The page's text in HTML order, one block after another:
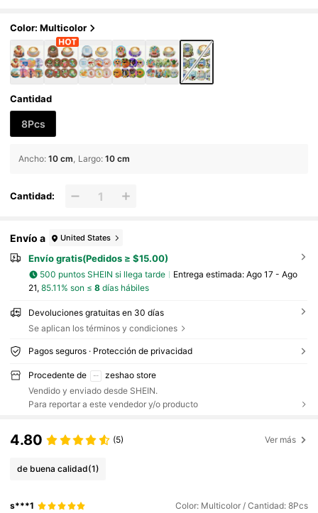
manualidad de alivio del estrés, regalo para Año
Nuevo, Día de San Valentín, Navidad, Día del Maes
tro, decoración del hogar Posavasos de mesa par
a familiares, amigos y maestros
Color: Multicolor
Cantidad
8Pcs
Ancho: 10 cm Largo: 10 cm
Cantidad:
Envío a United States
Envío gratis(Pedidos ≥ $15.00)
500 puntos SHEIN si llega tarde Entrega estimada: Ago 17 - Ago
21, 85.11% son ≤ 8días hábiles
Devoluciones gratuitas en 30 días
Se aplican los términos y condiciones
Pagos seguros · Protección de privacidad
Procedente de
zeshao store
Vendido y enviado desde SHEIN.
Para reportar a este vendedor y/o producto
4.80 (5) Ver más
de buena calidad(1)
s***1 Color: Multicolor / Cantidad: 8Pcs